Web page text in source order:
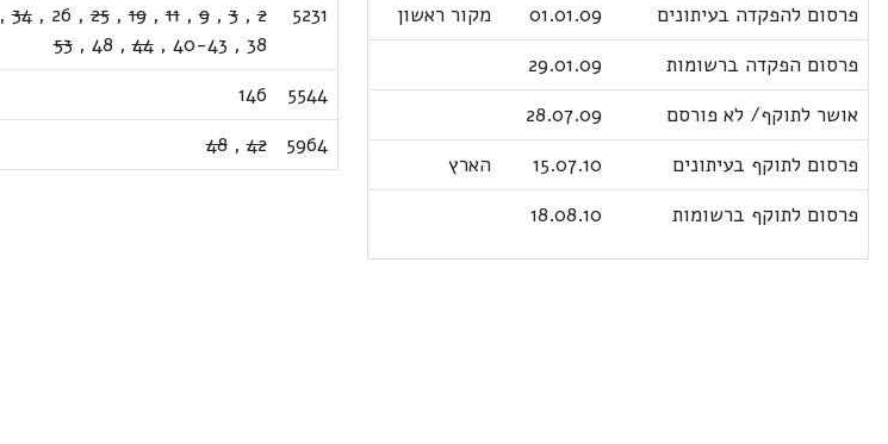
פרסום להפקדה בעיתונים
01.01.09
מקור ראשון
פרסום הפקדה ברשומות
29.01.09
אושר לתוקף/ לא פורסם
28.07.09
פרסום לתוקף בעיתונים
15.07.10
הארץ
פרסום לתוקף ברשומות
18.08.10
5231
2
,
3
,
9
,
11
,
19
,
25
,
26
,
34
,
38
,
40-43
,
44
,
48
,
53
5544
146
5964
42
,
48